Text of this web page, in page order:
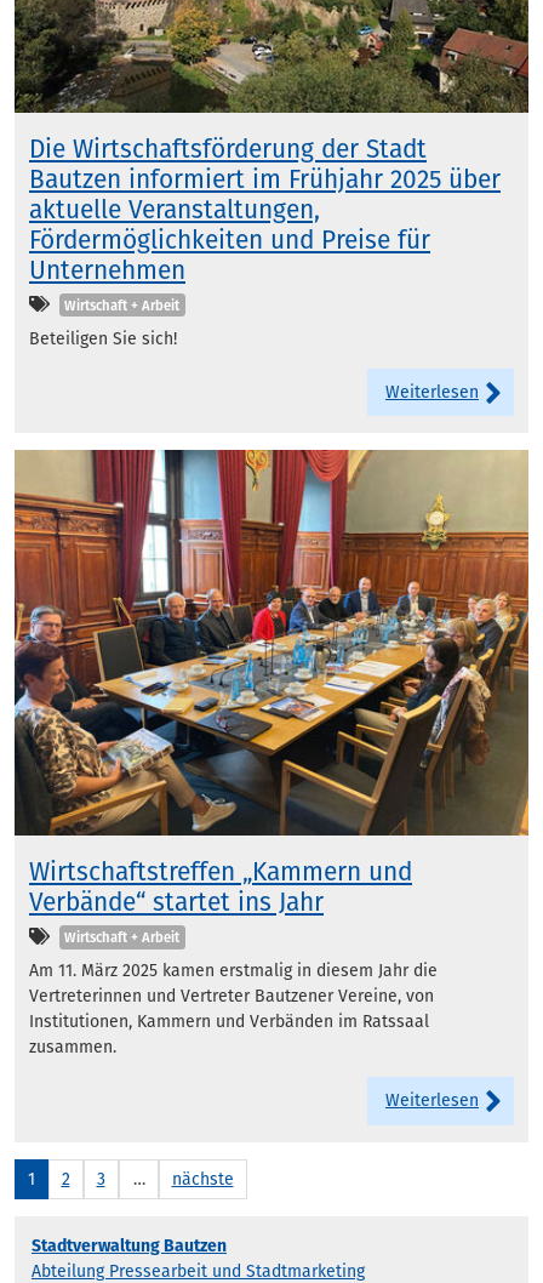
Die Wirtschaftsförderung der Stadt
Bautzen informiert im Frühjahr 2025 über
aktuelle Veranstaltungen,
Fördermöglichkeiten und Preise für
Unternehmen
Kategorien
Wirtschaft + Arbeit
Beteiligen Sie sich!
Weiterlesen
Wirtschaftstreffen „Kammern und
Verbände“ startet ins Jahr
Kategorien
Wirtschaft + Arbeit
Am 11. März 2025 kamen erstmalig in diesem Jahr die
Vertreterinnen und Vertreter Bautzener Vereine, von
Institutionen, Kammern und Verbänden im Ratssaal
zusammen.
Weiterlesen
1 2 3 … nächste
Stadtverwaltung Bautzen
Abteilung Pressearbeit und Stadtmarketing